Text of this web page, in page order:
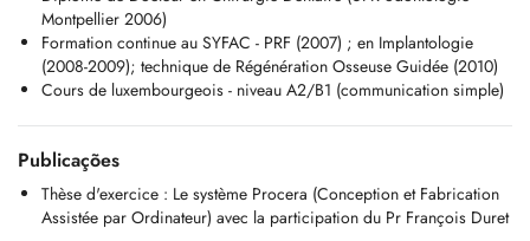
Montpellier 2006)
Formation continue au SYFAC - PRF (2007) ; en Implantologie
(2008-2009); technique de Régénération Osseuse Guidée (2010)
Cours de luxembourgeois - niveau A2/B1 (communication simple)
Publicações
Thèse d'exercice : Le système Procera (Conception et Fabrication
Assistée par Ordinateur) avec la participation du Pr François Duret